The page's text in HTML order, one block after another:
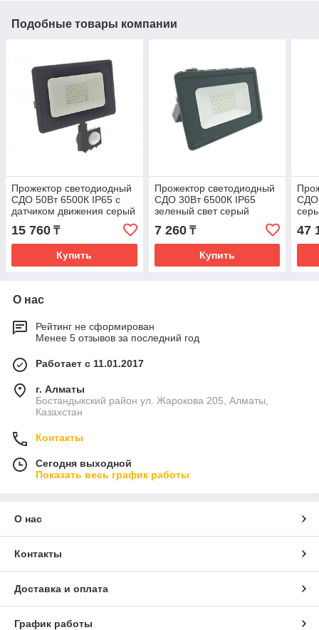
Подобные товары компании
Прожектор светодиодный
СДО 50Вт 6500К IP65 с
датчиком движения серый
15 760 ₸
Купить
Прожектор светодиодный
СДО 30Вт 6500К IP65
зеленый свет серый
корпус Фарлайт
7 260₸
Купить
СДО
47
О нас
Рейтинг не сформирован
Менее 5 отзывов за последний год
Работает с 11.01.2017
г. Алматы
Бостандыкский район ул. Жарокова 205, Алматы,
Казахстан
Контакты
Сегодня выходной
Показать весь график работы
О нас
Контакты
Доставка и оплата
График работы